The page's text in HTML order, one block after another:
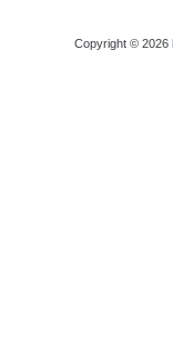
Copyright © 2026